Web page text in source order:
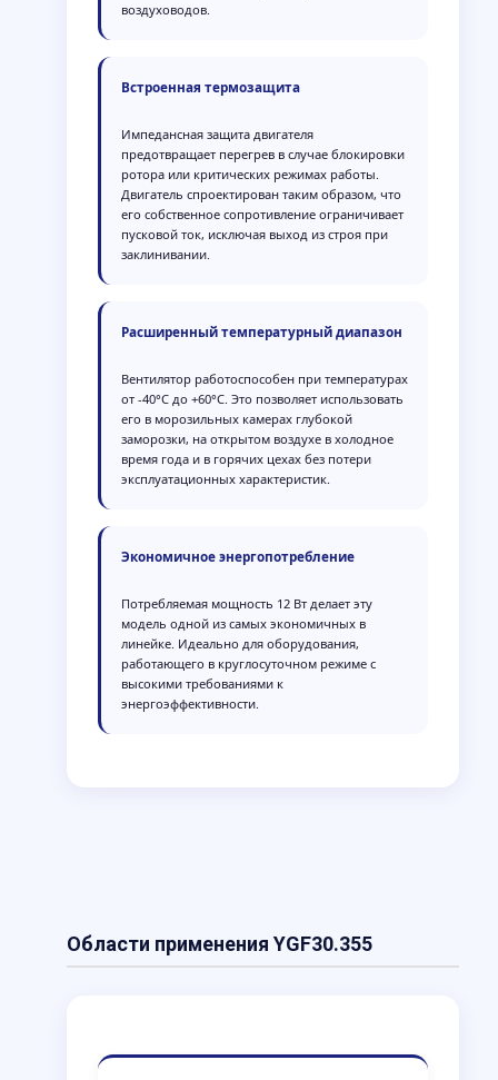
воздуховодов.
Встроенная термозащита
Импедансная защита двигателя
предотвращает перегрев в случае блокировки
ротора или критических режимах работы.
Двигатель спроектирован таким образом, что
его собственное сопротивление ограничивает
пусковой ток, исключая выход из строя при
заклинивании.
Расширенный температурный диапазон
Вентилятор работоспособен при температурах
от -40°C до +60°C. Это позволяет использовать
его в морозильных камерах глубокой
заморозки, на открытом воздухе в холодное
время года и в горячих цехах без потери
эксплуатационных характеристик.
Экономичное энергопотребление
Потребляемая мощность 12 Вт делает эту
модель одной из самых экономичных в
линейке. Идеально для оборудования,
работающего в круглосуточном режиме с
высокими требованиями к
энергоэффективности.
Области применения YGF30.355